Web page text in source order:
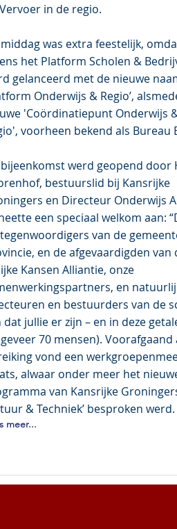
in de regio.
was extra feestelijk,
het Platform Scholen &
gelanceerd met de nieuwe
Onderwijs & Regio’,
'Coördinatiepunt Onderwijs
voorheen bekend als Bureau
werd geopend door
bestuurslid bij Kansrijke
en Directeur Onderwijs
een speciaal welkom aan:
van de
en de afgevaardigden van
Kansen Alliantie, onze
en
en bestuurders van de
dat jullie er zijn – en in deze
70 mensen). Voorafgaand
vond een
alwaar onder meer het
van Kansrijke
& Techniek’ besproken werd.
meer...